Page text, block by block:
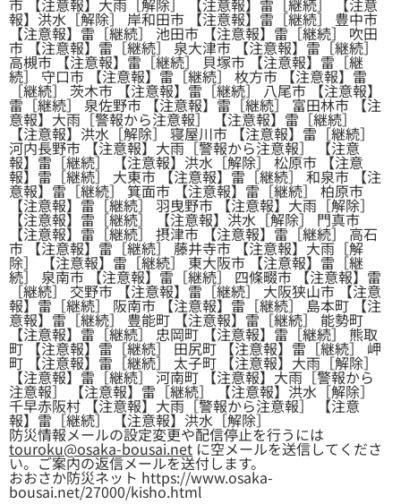
市 【注意報】大雨［解除］ 【注意報】雷［継続］ 【注意
報】洪水［解除］ 岸和田市 【注意報】雷［継続］ 豊中市
【注意報】雷［継続］ 池田市 【注意報】雷［継続］ 吹田
市 【注意報】雷［継続］ 泉大津市 【注意報】雷［継続］
高槻市 【注意報】雷［継続］ 貝塚市 【注意報】雷［継
続］ 守口市 【注意報】雷［継続］ 枚方市 【注意報】雷
［継続］ 茨木市 【注意報】雷［継続］ 八尾市 【注意報】
雷［継続］ 泉佐野市 【注意報】雷［継続］ 富田林市 【注
意報】大雨［警報から注意報］ 【注意報】雷［継続］
【注意報】洪水［解除］ 寝屋川市 【注意報】雷［継続］
河内長野市 【注意報】大雨［警報から注意報］ 【注意
報】雷［継続］ 【注意報】洪水［解除］ 松原市 【注意
報】雷［継続］ 大東市 【注意報】雷［継続］ 和泉市 【注
意報】雷［継続］ 箕面市 【注意報】雷［継続］ 柏原市
【注意報】雷［継続］ 羽曳野市 【注意報】大雨［解除］
【注意報】雷［継続］ 【注意報】洪水［解除］ 門真市
【注意報】雷［継続］ 摂津市 【注意報】雷［継続］ 高石
市 【注意報】雷［継続］ 藤井寺市 【注意報】大雨［解
除］ 【注意報】雷［継続］ 東大阪市 【注意報】雷［継
続］ 泉南市 【注意報】雷［継続］ 四條畷市 【注意報】雷
［継続］ 交野市 【注意報】雷［継続］ 大阪狭山市 【注意
報】雷［継続］ 阪南市 【注意報】雷［継続］ 島本町 【注
意報】雷［継続］ 豊能町 【注意報】雷［継続］ 能勢町
【注意報】雷［継続］ 忠岡町 【注意報】雷［継続］ 熊取
町 【注意報】雷［継続］ 田尻町 【注意報】雷［継続］ 岬
町 【注意報】雷［継続］ 太子町 【注意報】大雨［解除］
【注意報】雷［継続］ 河南町 【注意報】大雨［警報から
注意報］ 【注意報】雷［継続］ 【注意報】洪水［解除］
千早赤阪村 【注意報】大雨［警報から注意報］ 【注意
報】雷［継続］ 【注意報】洪水［解除］
防災情報メールの設定変更や配信停止を行うには
touroku@osaka-bousai.netに空メールを送信してくださ
い。ご案内の返信メールを送付します。
おおさか防災ネット https://www.osaka-
bousai.net/27000/kisho.html